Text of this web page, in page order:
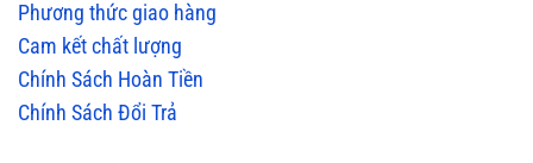
Phương thức giao hàng
Cam kết chất lượng
Chính Sách Hoàn Tiền
Chính Sách Đổi Trả